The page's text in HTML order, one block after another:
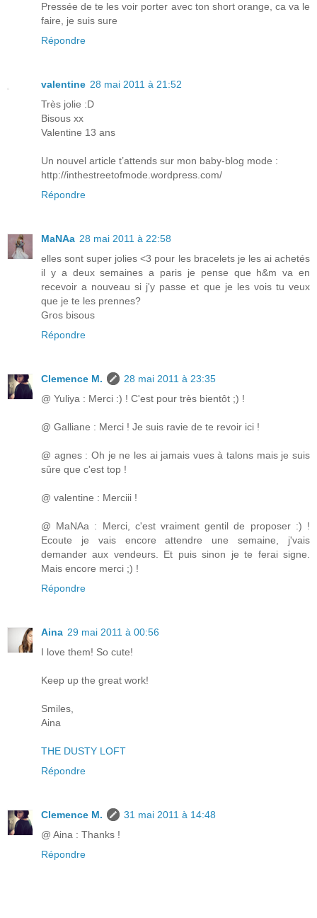
Pressée de te les voir porter avec ton short orange, ca va le
faire, je suis sure
Répondre
valentine 28 mai 2011 à 21:52
Très jolie :D
Bisous xx
Valentine 13 ans
Un nouvel article t’attends sur mon baby-blog mode :
http://inthestreetofmode.wordpress.com/
Répondre
MaNAa 28 mai 2011 à 22:58
elles sont super jolies <3 pour les bracelets je les ai achetés
il y a deux semaines a paris je pense que h&m va en
recevoir a nouveau si j'y passe et que je les vois tu veux
que je te les prennes?
Gros bisous
Répondre
Clemence M.
28 mai 2011 à 23:35
@ Yuliya : Merci :) ! C'est pour très bientôt ;) !
@ Galliane : Merci ! Je suis ravie de te revoir ici !
@ agnes : Oh je ne les ai jamais vues à talons mais je suis
sûre que c'est top !
@ valentine : Merciii !
@ MaNAa : Merci, c'est vraiment gentil de proposer :) !
Ecoute je vais encore attendre une semaine, j'vais
demander aux vendeurs. Et puis sinon je te ferai signe.
Mais encore merci ;) !
Répondre
Aina 29 mai 2011 à 00:56
I love them! So cute!
Keep up the great work!
Smiles,
Aina
THE DUSTY LOFT
Répondre
Clemence M.
31 mai 2011 à 14:48
@ Aina : Thanks !
Répondre